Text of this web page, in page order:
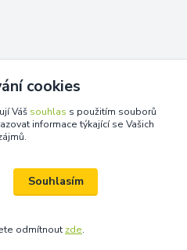
cookies
Váš souhlas s použitím souborů
informace týkající se Vašich
Souhlasím
odmítnout zde.